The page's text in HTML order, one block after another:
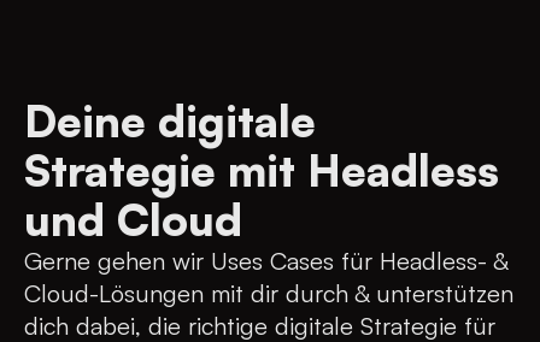
Deine digitale
Strategie mit Headless
und Cloud
Gerne gehen wir Uses Cases für Headless- &
Cloud-Lösungen mit dir durch & unterstützen
dich dabei, die richtige digitale Strategie für